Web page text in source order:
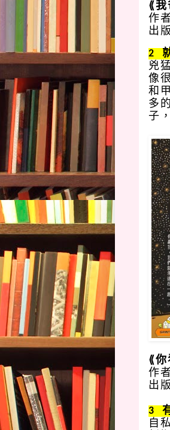
⟪我
作
出
2
兇
像
和
多
子
⟪你
作
出
3
自